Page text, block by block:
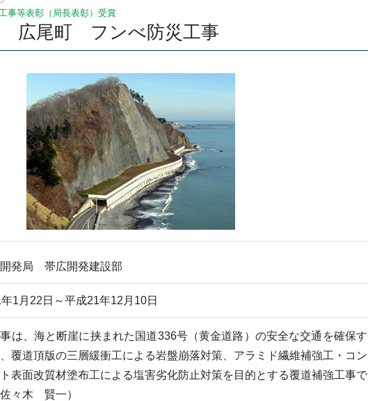
事等表彰（局長表彰）受賞
広尾町 フンべ防災工事
発局 帯広開発建設部
1月22日～平成21年12月10日
は、海と断崖に挟まれた国道336号（黄金道路）の安全な交通を確保す
覆道頂版の三層緩衝工による岩盤崩落対策、アラミド繊維補強工・コン
表面改質材塗布工による塩害劣化防止対策を目的とする覆道補強工事で
々木 賢一）